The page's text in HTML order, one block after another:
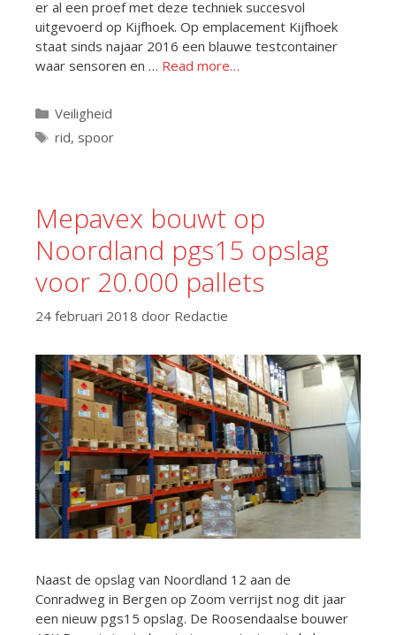
er al een proef met deze techniek succesvol
uitgevoerd op Kijfhoek. Op emplacement Kijfhoek
staat sinds najaar 2016 een blauwe testcontainer
waar sensoren en … Read more…
Categorieën
Veiligheid
Tags
rid, spoor
Mepavex bouwt op
Noordland pgs15 opslag
voor 20.000 pallets
24 februari 2018 door Redactie
Naast de opslag van Noordland 12 aan de
Conradweg in Bergen op Zoom verrijst nog dit jaar
een nieuw pgs15 opslag. De Roosendaalse bouwer